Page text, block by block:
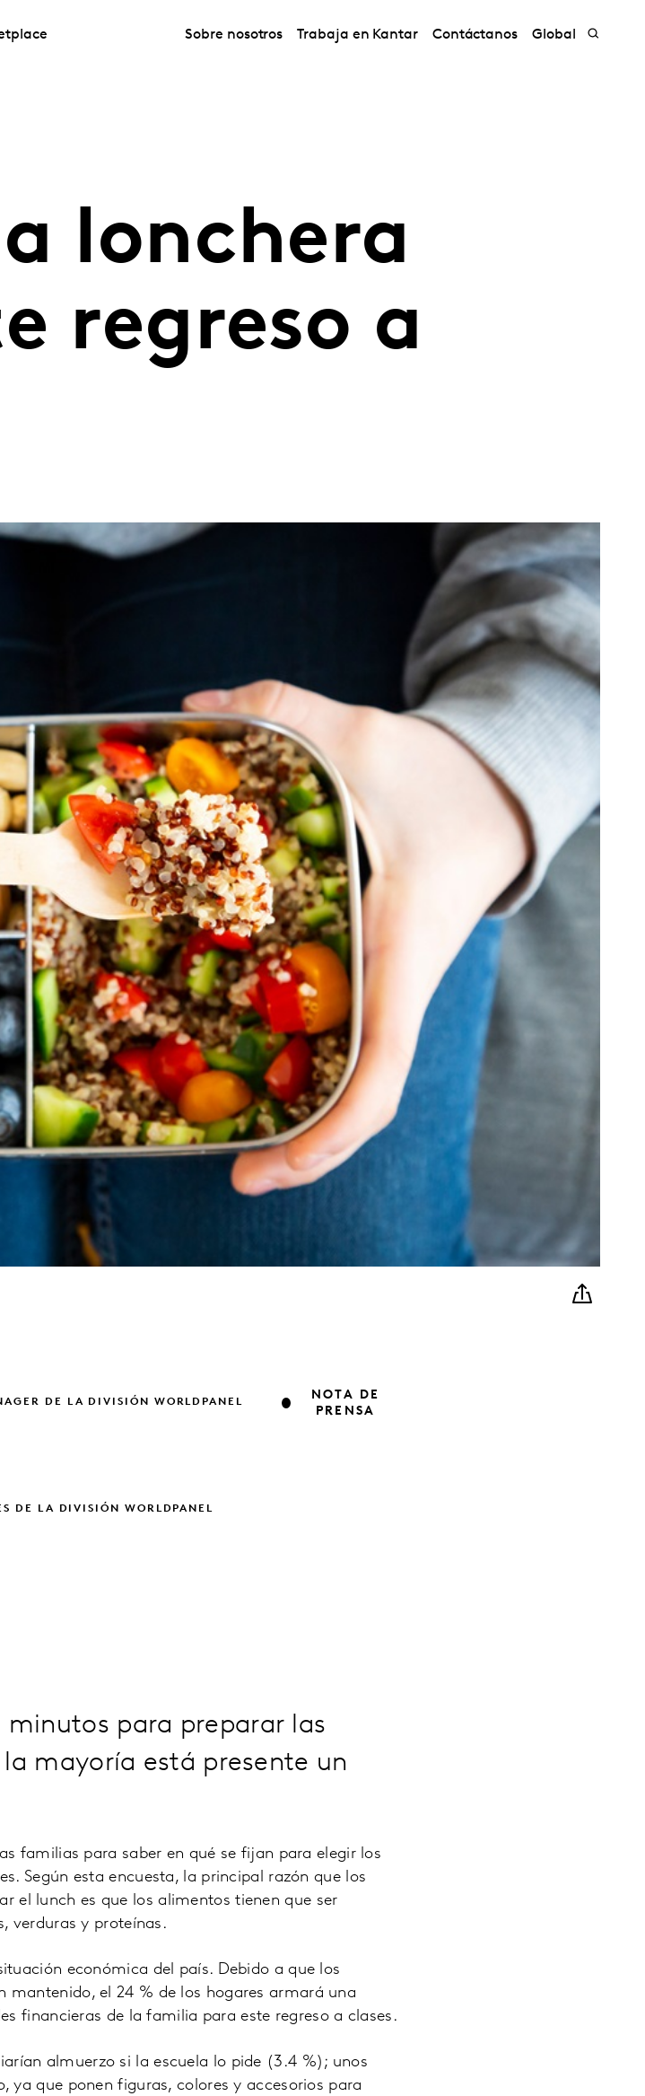
Sobre nosotros Trabaja en Kantar Contáctanos Global
lonchera
regreso a
DE LA DIVISIÓN WORLDPANEL
DE LA DIVISIÓN WORLDPANEL
NOTA DE
PRENSA
minutos para preparar las
mayoría está presente un
familias para saber en qué se fijan para elegir los
Según esta encuesta, la principal razón que los
el lunch es que los alimentos tienen que ser
verduras y proteínas.
económica del país. Debido a que los
mantenido, el 24 % de los hogares armará una
financieras de la familia para este regreso a clases.
almuerzo si la escuela lo pide (3.4 %); unos
que ponen figuras, colores y accesorios para